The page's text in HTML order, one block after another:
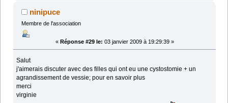
ninipuce
Membre de l'association
« Réponse #29 le: 03 janvier 2009 à 19:29:39 »
Salut
j'aimerais discuter avec des filles qui ont eu une cystostomie + un
agrandissement de vessie; pour en savoir plus
merci
virginie